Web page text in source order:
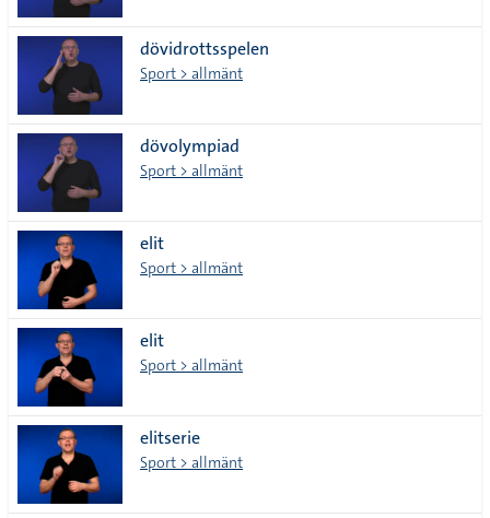
dövidrottsspelen
Sport > allmänt
dövolympiad
Sport > allmänt
elit
Sport > allmänt
elit
Sport > allmänt
elitserie
Sport > allmänt